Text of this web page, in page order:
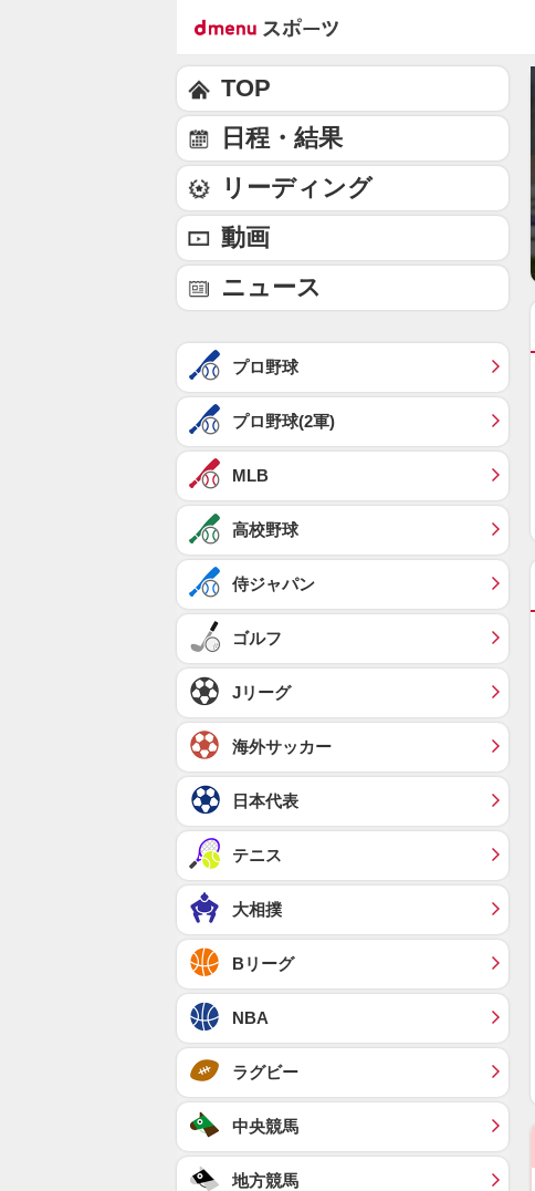
TOP
日程・結果
リーディング
動画
ニュース
プロ野球
プロ野球(2軍)
MLB
高校野球
侍ジャパン
ゴルフ
Jリーグ
海外サッカー
日本代表
テニス
大相撲
Bリーグ
NBA
ラグビー
中央競馬
地方競馬